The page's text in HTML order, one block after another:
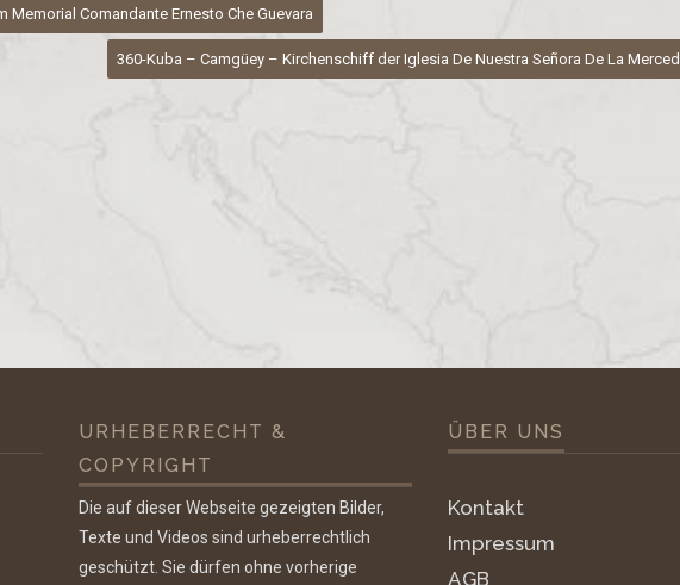
Memorial Comandante Ernesto Che Guevara
360-Kuba – Camgüey – Kirchenschiff der Iglesia De Nuestra Señora De La Merced
URHEBERRECHT &
COPYRIGHT
Die auf dieser Webseite gezeigten Bilder,
Texte und Videos sind urheberrechtlich
geschützt. Sie dürfen ohne vorherige
ÜBER UNS
Kontakt
Impressum
AGB